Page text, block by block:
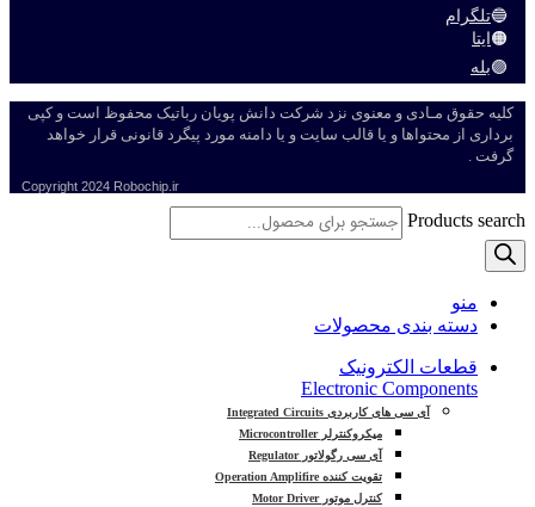
🔵تلگرام
🟠ایتا
🟣بله
کلیه حقوق مـادی و معنوی نزد شرکت دانش پویان رباتیک محفوظ است و کپی
برداری از محتواها و یا قالب سایت و یا دامنه مورد پیگرد قانونی قرار خواهد
گرفت .
Copyright 2024 Robochip.ir
Products search
منو
دسته بندی محصولات
قطعات الکترونیک
Electronic Components
آی سی های کاربردی Integrated Circuits
میکروکنترلر Microcontroller
آی سی رگولاتور Regulator
تقویت کننده Operation Amplifire
کنترل موتور Motor Driver